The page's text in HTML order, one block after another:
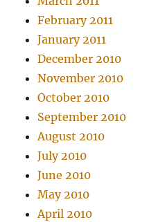
February 2011
January 2011
December 2010
November 2010
October 2010
September 2010
August 2010
July 2010
June 2010
May 2010
April 2010